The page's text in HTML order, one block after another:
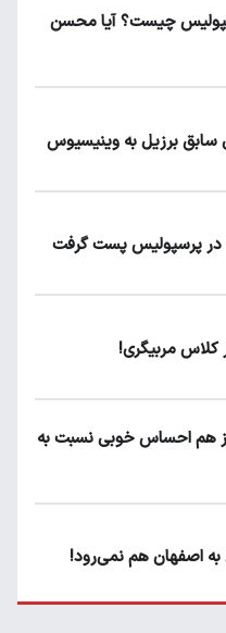
چیست؟ آیا محسن
برزیل به وینیسیوس
پرسپولیس پست گرفت
مربیگری!
هم احساس خوبی نسبت به
به اصفهان هم نمی‌رود!